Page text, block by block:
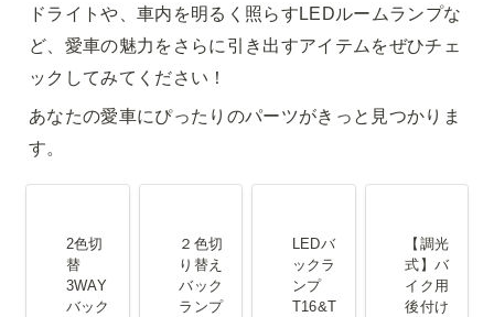
ドライトや、車内を明るく照らすLEDルームランプな
ど、愛車の魅力をさらに引き出すアイテムをぜひチェ
ックしてみてください！
あなたの愛車にぴったりのパーツがきっと見つかりま
す。
3WAYバッ
クランプ
(T16/T20)
2色切
替
3WAY
バック
えバックラ
ンプ LW5B
２色切
り替え
バック
ランプ
T16&T20 バ
ルブタイプ
LEDバ
ックラ
ンプ
T16&T
バイク用後
付け２色切
り替えLED
【調光
式】バ
イク用
後付け